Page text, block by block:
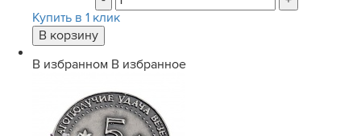
Купить в 1 клик
В избранном В избранное